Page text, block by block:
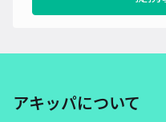
アキッパについて